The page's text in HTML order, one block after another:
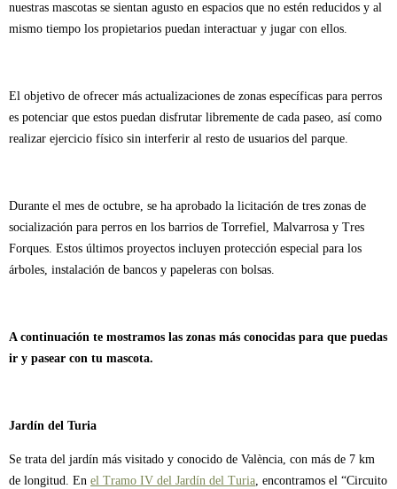
nuestras mascotas se sientan agusto en espacios que no estén reducidos y al
mismo tiempo los propietarios puedan interactuar y jugar con ellos.
El objetivo de ofrecer más actualizaciones de zonas específicas para perros
es potenciar que estos puedan disfrutar libremente de cada paseo, así como
realizar ejercicio físico sin interferir al resto de usuarios del parque.
Durante el mes de octubre, se ha aprobado la licitación de tres zonas de
socialización para perros en los barrios de Torrefiel, Malvarrosa y Tres
Forques. Estos últimos proyectos incluyen protección especial para los
árboles, instalación de bancos y papeleras con bolsas.
A continuación te mostramos las zonas más conocidas para que puedas
ir y pasear con tu mascota.
Jardín del Turia
Se trata del jardín más visitado y conocido de València, con más de 7 km
de longitud. En el Tramo IV del Jardín del Turia, encontramos el “Circuito